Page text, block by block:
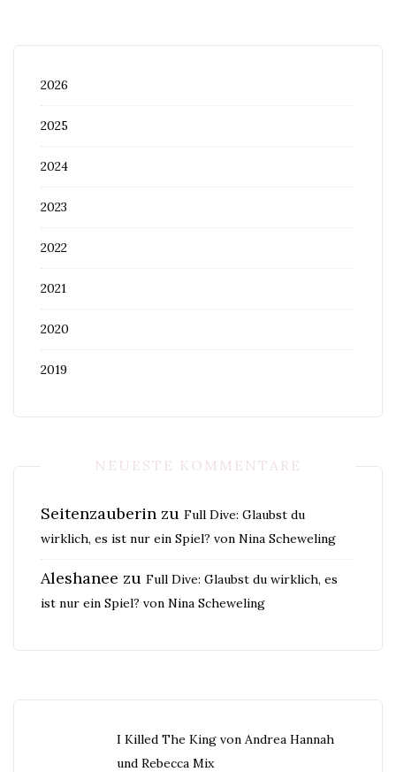
2026
2025
2024
2023
2022
2021
2020
2019
NEUESTE KOMMENTARE
Seitenzauberin zu Full Dive: Glaubst du
wirklich, es ist nur ein Spiel? von Nina Scheweling
Aleshanee zu Full Dive: Glaubst du wirklich, es
ist nur ein Spiel? von Nina Scheweling
I Killed The King von Andrea Hannah
und Rebecca Mix